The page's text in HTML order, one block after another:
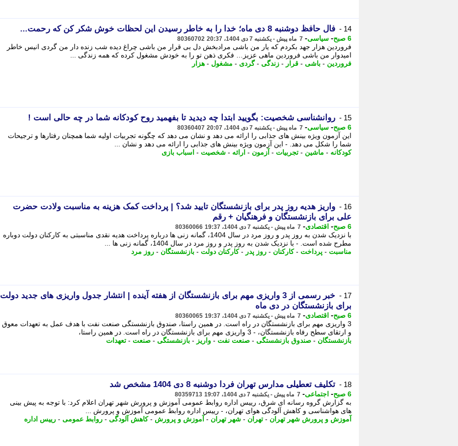
14 - فال حافظ دوشنبه 8 دی ماه؛ خدا را به خاطر رسیدن این لحظات خوش شکر کن که رحمت...
6 صبح - سیاسی- 7 ماه پیش - یکشنبه 7 دی 1404، 20:37 80360702
فروردین هزار جهد بکردم که یار من باشی مرادبخش دل بی قرار من باشی چراغ دیده شب زنده دار من گردی انیس خاطر
امیدوار من باشی فروردین ماهی عزیز… فکری ذهن تو را به خودش مشغول کرده که همه زندگی ...
فروردین - باشی - قرار - زندگی -گردی - مشغول - هزار
15 - روانشناسی شخصیت: بگویید ابتدا چه دیدید تا بفهمید روح کودکانه شما در چه حالی است !
6 صبح - سیاسی- 7 ماه پیش - یکشنبه 7 دی 1404، 20:07 80360407
این آزمون ویژه بینش های جذابی را ارائه می دهد و نشان می دهد که چگونه تجربیات اولیه شما همچنان رفتارها و ترجیحات
شما را شکل می دهد. - این آزمون ویژه بینش های جذابی را ارائه می دهد و نشان ...
کودکانه - ماشین - تجربیات - آزمون - ارائه - شخصیت - اسباب بازی
16 -
واریز هدیه روز پدر برای بازنشستگان تایید شد؟ | پرداخت کمک هزینه به مناسبت ولادت حضرت
علی برای بازنشستگان و فرهنگیان + رقم
6 صبح - اقتصادی- 7 ماه پیش - یکشنبه 7 دی 1404، 19:37 80360066
با نزدیک شدن به روز پدر و روز مرد در سال 1404، گمانه زنی ها درباره پرداخت هدیه نقدی مناسبتی به کارکنان دولت دوباره
مطرح شده است. - با نزدیک شدن به روز پدر و روز مرد در سال 1404، گمانه زنی ها ...
مناسبت - پرداخت -کارکنان - روز پدر -کارکنان دولت - بازنشستگان - روز مرد
17 -
خبر رسمی از 3 واریزی مهم برای بازنشستگان از هفته آینده | انتشار جدول واریزی های جدید دولت
برای بازنشستگان در دی ماه
6 صبح - اقتصادی- 7 ماه پیش - یکشنبه 7 دی 1404، 19:37 80360065
3 واریزی مهم برای بازنشستگان در راه است. در همین راستا، صندوق بازنشستگی صنعت نفت با هدف عمل به تعهدات معوق
و ارتقای سطح رفاه بازنشستگان، - 3 واریزی مهم برای بازنشستگان در راه است. در همین راستا،
بازنشستگان - صندوق بازنشستگی - صنعت نفت - واریز - بازنشستگی - صنعت - تعهدات
18 - تکلیف تعطیلی مدارس تهران فردا دوشنبه 8 دی 1404 مشخص شد
6 صبح - اجتماعی- 7 ماه پیش - یکشنبه 7 دی 1404، 19:07 80359713
به گزارش گروه رسانه ای شرق، رییس اداره روابط عمومی آموزش و پرورش شهر تهران اعلام کرد: با توجه به پیش بینی
های هواشناسی و کاهش آلودگی هوای تهران، - رییس اداره روابط عمومی آموزش و پرورش ...
آموزش و پرورش شهر تهران - تهران - شهر تهران - آموزش و پرورش -کاهش آلودگی - روابط عمومی - رییس اداره